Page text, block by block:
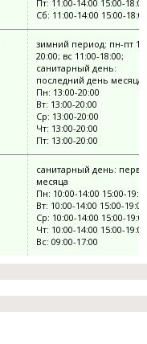
Пт: 11:00-14:00 15:00-18:00
Сб: 11:00-14:00 15:00-18:00
зимний период: пн-пт
20:00; вс 11:00-18:00;
санитарный день:
последний день месяца
Пн: 13:00-20:00
Вт: 13:00-20:00
Ср: 13:00-20:00
Чт: 13:00-20:00
Пт: 13:00-20:00
санитарный день:
месяца
Пн: 10:00-14:00 15:00-
Вт: 10:00-14:00 15:00-19:00
Ср: 10:00-14:00 15:00-19:00
Чт: 10:00-14:00 15:00-19:00
Вс: 09:00-17:00